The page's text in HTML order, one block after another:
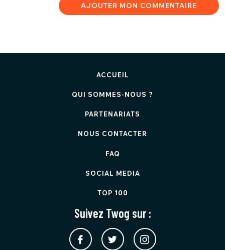
AJOUTER MON COMMENTAIRE
ACCUEIL
QUI SOMMES-NOUS ?
PARTENARIATS
NOUS CONTACTER
FAQ
SOCIAL MEDIA
TOP 100
Suivez Twog sur :